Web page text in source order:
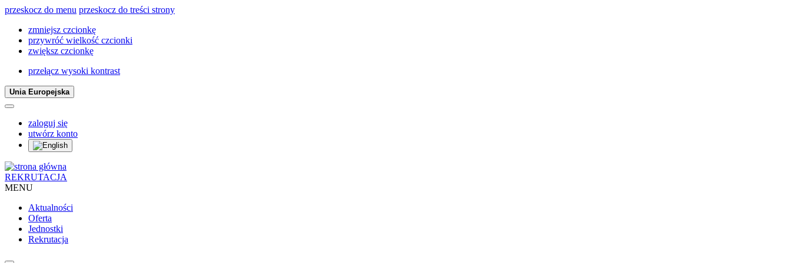
przeskocz do menu przeskocz do treści strony
zmniejsz czcionkę
przywróć wielkość czcionki
zwiększ czcionkę
przełącz wysoki kontrast
Unia Europejska
zaloguj się
utwórz konto
REKRUTACJA
MENU
Aktualności
Oferta
Jednostki
Rekrutacja